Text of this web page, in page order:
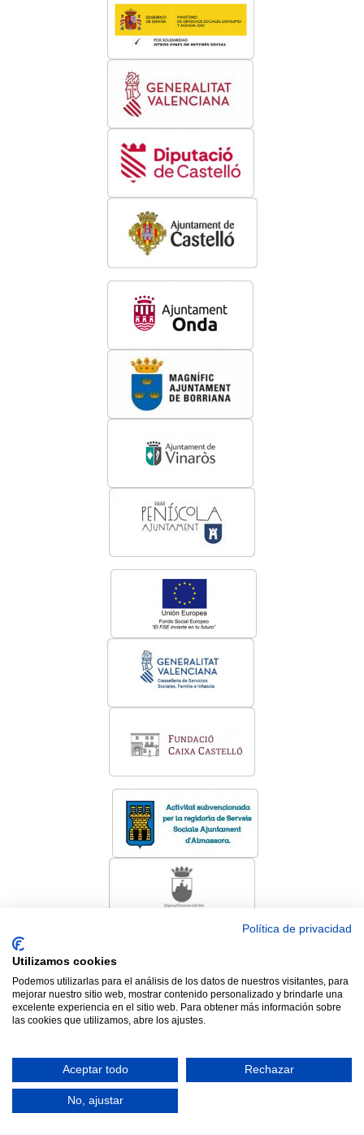
Política de privacidad
Utilizamos cookies
Podemos utilizarlas para el análisis de los datos de nuestros visitantes, para
mejorar nuestro sitio web, mostrar contenido personalizado y brindarle una
excelente experiencia en el sitio web. Para obtener más información sobre
las cookies que utilizamos, abre los ajustes.
Aceptar todo Rechazar
No, ajustar